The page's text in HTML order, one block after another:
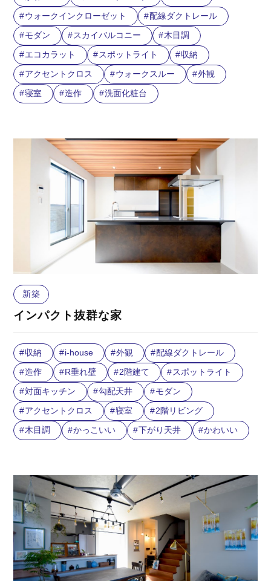
ウォークインクローゼット
配線ダクトレール
モダン
スカイバルコニー
木目調
エコカラット
スポットライト
収納
アクセントクロス
ウォークスルー
外観
寝室
造作 洗面化粧台
新築
インパクト抜群な家
収納 i-house 外観
配線ダクトレール
造作
R垂れ壁 2階建て
スポットライト
対面キッチン
勾配天井
モダン
アクセントクロス
寝室
2階リビング
木目調
かっこいい 下がり天井 かわいい